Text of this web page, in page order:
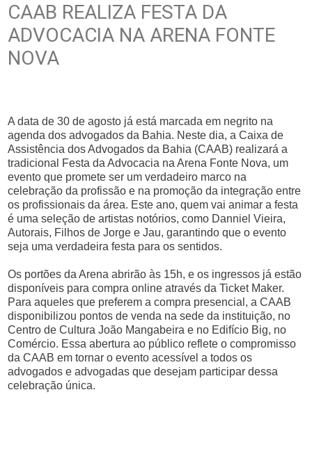
CAAB REALIZA FESTA DA
ADVOCACIA NA ARENA FONTE
NOVA
A data de 30 de agosto já está marcada em negrito na
agenda dos advogados da Bahia. Neste dia, a Caixa de
Assistência dos Advogados da Bahia (CAAB) realizará a
tradicional Festa da Advocacia na Arena Fonte Nova, um
evento que promete ser um verdadeiro marco na
celebração da profissão e na promoção da integração entre
os profissionais da área. Este ano, quem vai animar a festa
é uma seleção de artistas notórios, como Danniel Vieira,
Autorais, Filhos de Jorge e Jau, garantindo que o evento
seja uma verdadeira festa para os sentidos.
Os portões da Arena abrirão às 15h, e os ingressos já estão
disponíveis para compra online através da Ticket Maker.
Para aqueles que preferem a compra presencial, a CAAB
disponibilizou pontos de venda na sede da instituição, no
Centro de Cultura João Mangabeira e no Edifício Big, no
Comércio. Essa abertura ao público reflete o compromisso
da CAAB em tornar o evento acessível a todos os
advogados e advogadas que desejam participar dessa
celebração única.